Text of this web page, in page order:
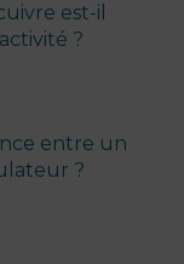
est-il
?
entre un
?